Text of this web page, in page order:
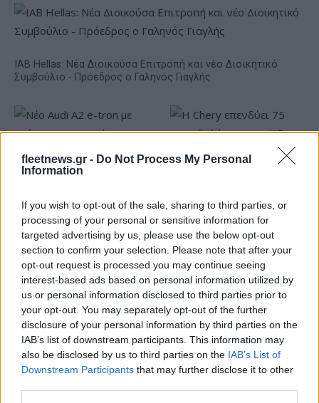
fleetnews.gr - Do Not Process My Personal
Information
If you wish to opt-out of the sale, sharing to third parties, or
processing of your personal or sensitive information for
targeted advertising by us, please use the below opt-out
section to confirm your selection. Please note that after your
opt-out request is processed you may continue seeing
interest-based ads based on personal information utilized by
us or personal information disclosed to third parties prior to
your opt-out. You may separately opt-out of the further
disclosure of your personal information by third parties on the
IAB’s list of downstream participants. This information may
also be disclosed by us to third parties on the IAB’s List of
Downstream Participants that may further disclose it to other
IAB Hellas: Νέα Διοικούσα Επιτροπή και νέο Διοικητικό
Συμβούλιο - Πρόεδρος ο Γαληνός Γιαγλής
αποδοτικότητας
Το FIAT 500 Hybrid τώρα από 18.990 ευρώ
Ουκρανία: Με Μίχαϊλιουκ